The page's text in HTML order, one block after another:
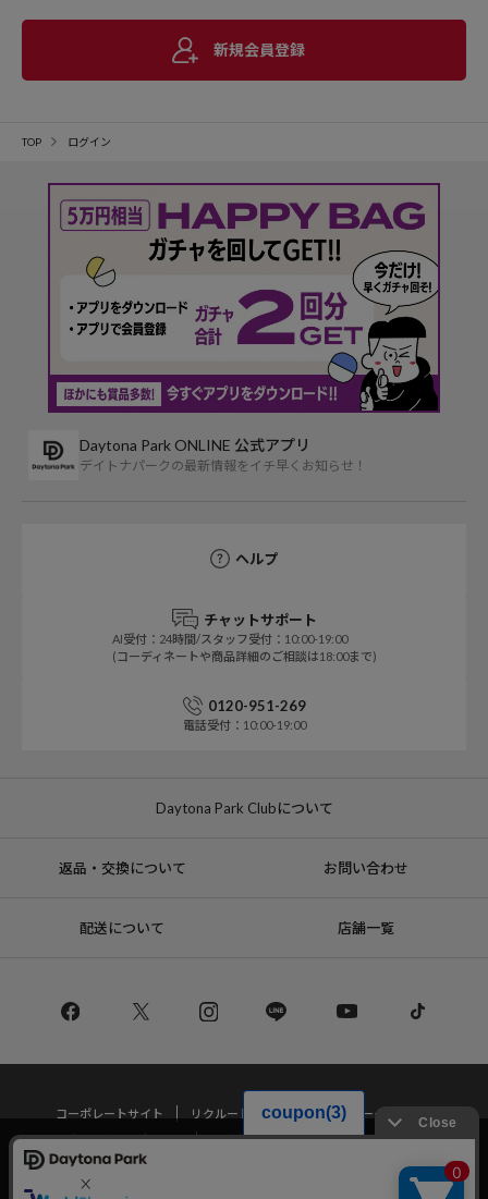
新規会員登録
TOP ログイン
Daytona Park ONLINE 公式アプリ
デイトナパークの最新情報をイチ早くお知らせ！
ヘルプ
チャットサポート
AI受付：24時間/スタッフ受付：10:00-19:00
(コーディネートや商品詳細のご相談は18:00まで)
0120-951-269
電話受付：10:00-19:00
Daytona Park Clubについて
返品・交換について お問い合わせ
配送について 店舗一覧
コーポレートサイト リクルート
サステナブルマークについて
プライバシーポリシー
特定商取引法・古物営業法に基づく表記
当サイトでは利用体験の向上およびコンテンツの最適な提供、トラフィック
の分析を目的としてCookieを使用しています。